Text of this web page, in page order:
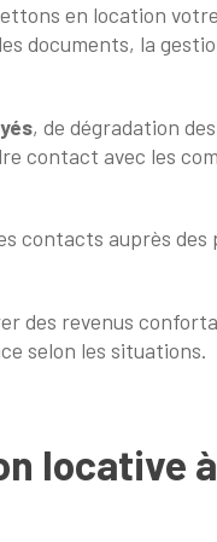
en location
la
, de dégradation
contact avec les
contacts auprès des
des revenus
selon les situations.
locative